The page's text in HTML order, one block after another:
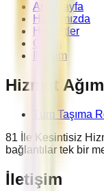
Ana Sayfa
Hakkımızda
Hizmetler
Galeri
İletişim
Hizmet
Tüm Taşıma
81 İle Kesintisiz
bağlantılar tek bir
İletişim